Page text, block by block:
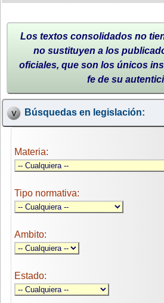
Los textos consolidados no
no sustituyen a los
oficiales, que son los únicos
fe de su
Búsquedas en legislación:
Materia:
Tipo normativa:
Ambito:
Estado: